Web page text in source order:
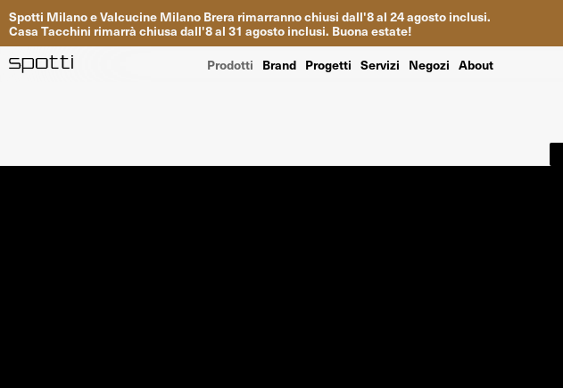
Spotti MilanoeValcucine Milano Brera rimarrannochiusi dall'8al 24agosto inclusi.
Casa Tacchini rimarrà chiusa dall'8al 31 agosto inclusi. Buona estate!
Prodotti Brand Progetti Servizi Negozi About